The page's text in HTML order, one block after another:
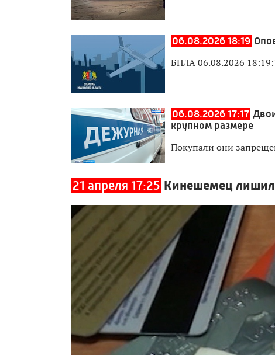
06.08.2026 18:19
БПЛА 06.08.2026
06.08.2026 17:17
крупном размере
Покупали они
21 апреля 17:25 Кинешемец